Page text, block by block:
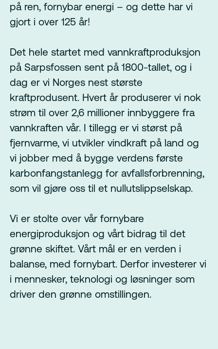
på ren, fornybar energi – og dette har vi
gjort i over 125 år!
Det hele startet med vannkraftproduksjon
på Sarpsfossen sent på 1800-tallet, og i
dag er vi Norges nest største
kraftprodusent. Hvert år produserer vi nok
strøm til over 2,6 millioner innbyggere fra
vannkraften vår. I tillegg er vi størst på
fjernvarme, vi utvikler vindkraft på land og
vi jobber med å bygge verdens første
karbonfangstanlegg for avfallsforbrenning,
som vil gjøre oss til et nullutslippselskap.
Vi er stolte over vår fornybare
energiproduksjon og vårt bidrag til det
grønne skiftet. Vårt mål er en verden i
balanse, med fornybart. Derfor investerer vi
i mennesker, teknologi og løsninger som
driver den grønne omstillingen.